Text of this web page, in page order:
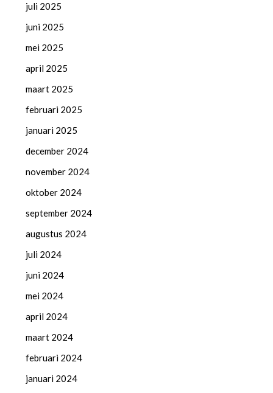
juli 2025
juni 2025
mei 2025
april 2025
maart 2025
februari 2025
januari 2025
december 2024
november 2024
oktober 2024
september 2024
augustus 2024
juli 2024
juni 2024
mei 2024
april 2024
maart 2024
februari 2024
januari 2024